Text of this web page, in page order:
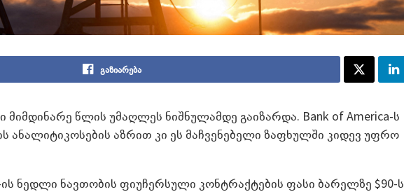
გაზიარება
მიმდინარე წლის უმაღლეს ნიშნულამდე გაიზარდა. Bank of America-ს
ანალიტიკოსების აზრით კი ეს მაჩვენებელი ზაფხულში კიდევ უფრო
ნედლი ნავთობის ფიუჩერსული კონტრაქტების ფასი ბარელზე $90-ს